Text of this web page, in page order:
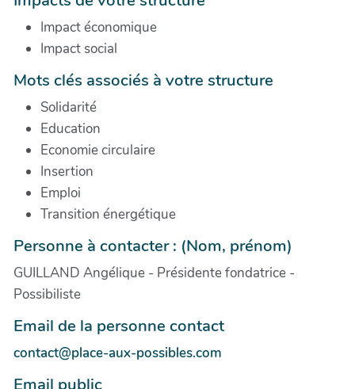
Impact économique
Impact social
Mots clés associés à votre structure
Solidarité
Education
Economie circulaire
Insertion
Emploi
Transition énergétique
Personne à contacter : (Nom, prénom)
GUILLAND Angélique - Présidente fondatrice -
Possibiliste
Email de la personne contact
contact@place-aux-possibles.com
Email public